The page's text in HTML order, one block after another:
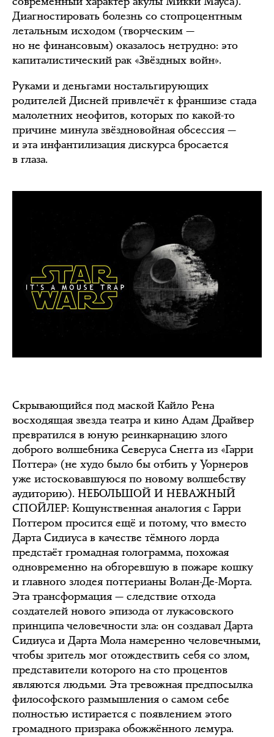
Диагностировать болезнь со стопроцентным
летальным исходом (творческим —
но не финансовым) оказалось нетрудно: это
капиталистический рак «Звёздных войн».
Руками и деньгами ностальгирующих
родителей Дисней привлечёт к франшизе стада
малолетних неофитов, которых по какой-то
причине минула звёздновойная обсессия —
и эта инфантилизация дискурса бросается
в глаза.
Скрывающийся под маской Кайло Рена
восходящая звезда театра и кино Адам Драйвер
превратился в юную реинкарнацию злого
доброго волшебника Северуса Снегга из «Гарри
Поттера» (не худо было бы отбить у Уорнеров
уже истосковавшуюся по новому волшебству
аудиторию). НЕБОЛЬШОЙ И НЕВАЖНЫЙ
СПОЙЛЕР: Кощунственная аналогия с Гарри
Поттером просится ещё и потому, что вместо
Дарта Сидиуса в качестве тёмного лорда
предстаёт громадная голограмма, похожая
одновременно на обгоревшую в пожаре кошку
и главного злодея поттерианы Волан-Де-Морта.
Эта трансформация — следствие отхода
создателей нового эпизода от лукасовского
принципа человечности зла: он создавал Дарта
Сидиуса и Дарта Мола намеренно человечными,
чтобы зритель мог отождествить себя со злом,
представители которого на сто процентов
являются людьми. Эта тревожная предпосылка
философского размышления о самом себе
полностью истирается с появлением этого
громадного призрака обожжённого лемура.